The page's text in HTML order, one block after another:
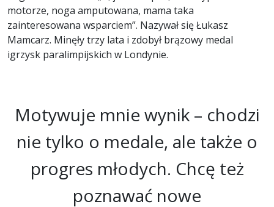
motorze, noga amputowana, mama taka
zainteresowana wsparciem”. Nazywał się Łukasz
Mamcarz. Minęły trzy lata i zdobył brązowy medal
igrzysk paralimpijskich w Londynie.
Motywuje mnie wynik – chodzi
nie tylko o medale, ale także o
progres młodych. Chcę też
poznawać nowe